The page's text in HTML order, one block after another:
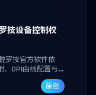
技设备控制权
罗技官方软件依
、DPI曲线配置与
私并释放硬件性
原创